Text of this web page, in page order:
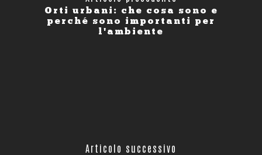
Orti urbani: che cosa sono e
perché sono importanti per
l'ambiente
Articolo successivo